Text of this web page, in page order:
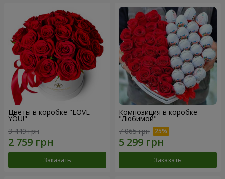
Цветы в коробке "LOVE
YOU!"
3 449 грн
Заказать
Композиция в коробке
"Любимой"
7 065 грн
Заказать